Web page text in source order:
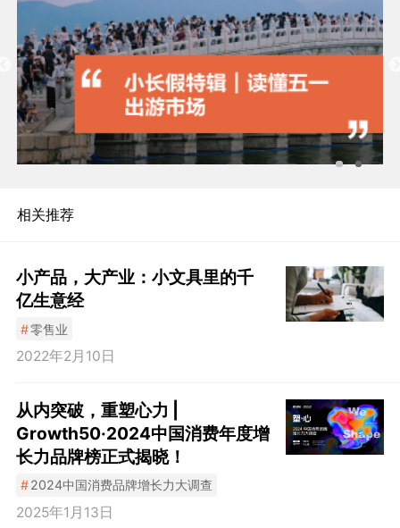
相关推荐
小产品，大产业：小文具里的千
亿生意经
#零售业
2022年2月10日
从内突破，重塑心力 |
Growth50·2024中国消费年度增
长力品牌榜正式揭晓！
#2024中国消费品牌增长力大调查
2025年1月13日